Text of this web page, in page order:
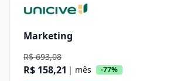
Marketing
R$ 693,08
R$ 158,21 | mês -77%